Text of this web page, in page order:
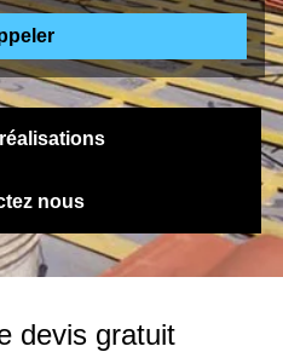
nous
devis gratuit